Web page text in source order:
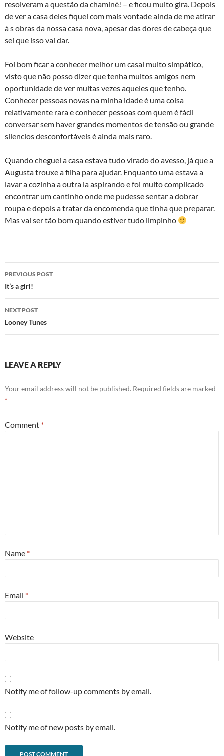
resolveram a questão da chaminé! – e ficou muito gira. Depois
de ver a casa deles fiquei com mais vontade ainda de me atirar
à s obras da nossa casa nova, apesar das dores de cabeça que
sei que isso vai dar.
Foi bom ficar a conhecer melhor um casal muito simpático,
visto que não posso dizer que tenha muitos amigos nem
oportunidade de ver muitas vezes aqueles que tenho.
Conhecer pessoas novas na minha idade é uma coisa
relativamente rara e conhecer pessoas com quem é fácil
conversar sem haver grandes momentos de tensão ou grande
silencios desconfortáveis é ainda mais raro.
Quando cheguei a casa estava tudo virado do avesso, já que a
Augusta trouxe a filha para ajudar. Enquanto uma estava a
lavar a cozinha a outra ia aspirando e foi muito complicado
encontrar um cantinho onde me pudesse sentar a dobrar
roupa e depois a tratar da encomenda que tinha que preparar.
Mas vai ser tão bom quando estiver tudo limpinho
Post
navigation
PREVIOUS POST
It’s a girl!
NEXT POST
Looney Tunes
LEAVE A REPLY
Your email address will not be published. Required fields are marked
*
Comment *
Name *
Email *
Website
Notify me of follow-up comments by email.
Notify me of new posts by email.